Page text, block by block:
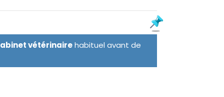
vétérinairehabituel avant de